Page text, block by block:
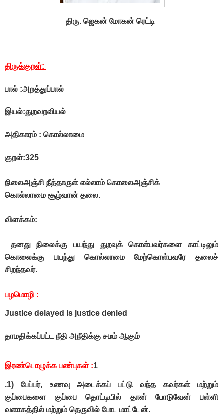
திரு. ஜெகன் மோகன் ரெட்டி
திருக்குறள்:
பால் :அறத்துப்பால்
இயல்:துறவறவியல்
அதிகாரம் : கொல்லாமை
குறள்:325
நிலைஅஞ்சி நீத்தாருள் எல்லாம் கொலைஅஞ்சிக்
கொல்லாமை சூழ்வான் தலை.
விளக்கம்:
தனது நிலைக்கு பயந்து துறவுக் கொள்பவர்களை காட்டிலும்
கொலைக்கு பயந்து கொல்லாமை மேற்கொள்பவரே தலைச்
சிறந்தவர்.
பழமொழி :
Justice delayed is justice denied
தாமதிக்கப்பட்ட நீதி அநீதிக்கு சமம் ஆகும்
இரண்டொழுக்க பண்புகள் :1
.1) பேப்பர், உணவு அடைக்கப் பட்டு வந்த கவர்கள் மற்றும்
குப்பைகளை குப்பை தொட்டியில் தான் போடுவேன் பள்ளி
வளாகத்தில் மற்றும் தெருவில் போட மாட்டேன்.